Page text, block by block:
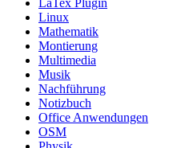
LaTex Plugin
Linux
Mathematik
Montierung
Multimedia
Musik
Nachführung
Notizbuch
Office Anwendungen
OSM